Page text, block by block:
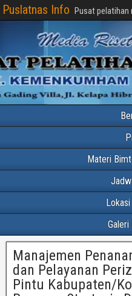
Puslatnas Info Pusat pelatihan
Materi
Galeri
Manajemen
dan Pelayanan
Pintu Kabupaten/